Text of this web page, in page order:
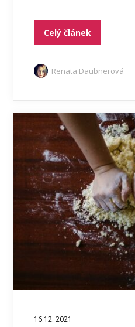
Celý článek
Renata Daubnerová
16.12. 2021